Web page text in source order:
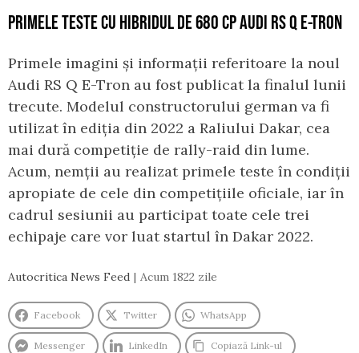
PRIMELE TESTE CU HIBRIDUL DE 680 CP AUDI RS Q E-TRON
Primele imagini și informații referitoare la noul
Audi RS Q E-Tron au fost publicat la finalul lunii
trecute. Modelul constructorului german va fi
utilizat în ediția din 2022 a Raliului Dakar, cea
mai dură competiție de rally-raid din lume.
Acum, nemții au realizat primele teste în condiții
apropiate de cele din competițiile oficiale, iar în
cadrul sesiunii au participat toate cele trei
echipaje care vor luat startul în Dakar 2022.
Autocritica News Feed Acum 1822 zile
Facebook Twitter WhatsApp
Messenger LinkedIn Copiază Link-ul